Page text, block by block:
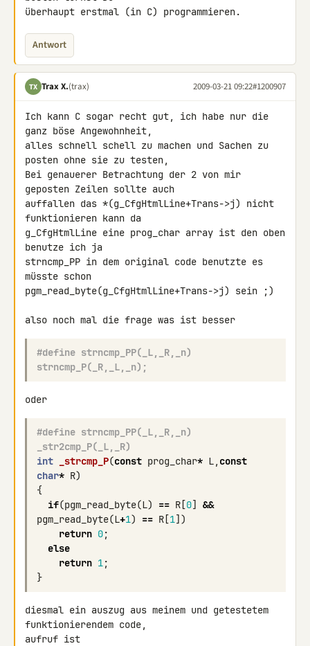
überhaupt erstmal (in C) programmieren.
Antwort
TX Trax X.(trax) 2009-03-21 09:22#1200907
Ich kann C sogar recht gut, ich habe nur die
ganz böse Angewohnheit,
alles schnell schell zu machen und Sachen zu
posten ohne sie zu testen,
Bei genauerer Betrachtung der 2 von mir
geposten Zeilen sollte auch
auffallen das *(g_CfgHtmlLine+Trans->j) nicht
funktionieren kann da
g_CfgHtmlLine eine prog_char array ist den oben
benutze ich ja
strncmp_PP in dem original code benutzte es
müsste schon
pgm_read_byte(g_CfgHtmlLine+Trans->j) sein ;)
also noch mal die frage was ist besser
#define strncmp_PP(_L,_R,_n)
strncmp_P(_R,_L,_n);
oder
#define strncmp_PP(_L,_R,_n)
_str2cmp_P(_L,_R)
int
_strcmp_P(const prog_char* L, const
char* R)
{
if(pgm_read_byte(L) == R [0]
&&
pgm_read_byte(L+1) == R [1])
return 0;
else
return 1;
}
diesmal ein auszug aus meinem und getestetem
funktionierendem code,
aufruf ist